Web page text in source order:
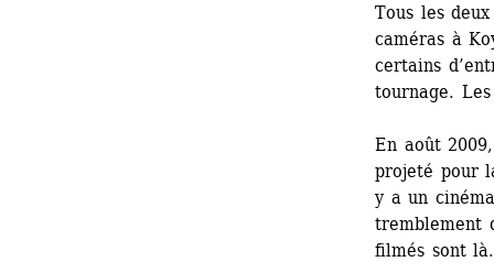
Tous les
caméras à
certains
tournage.
En août
projeté pour
y a un
tremblement
filmés sont